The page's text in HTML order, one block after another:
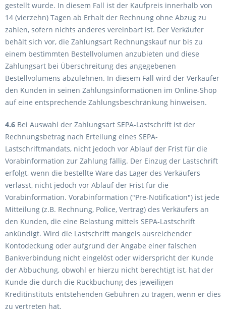
gestellt wurde. In diesem Fall ist der Kaufpreis innerhalb von
14 (vierzehn) Tagen ab Erhalt der Rechnung ohne Abzug zu
zahlen, sofern nichts anderes vereinbart ist. Der Verkäufer
behält sich vor, die Zahlungsart Rechnungskauf nur bis zu
einem bestimmten Bestellvolumen anzubieten und diese
Zahlungsart bei Überschreitung des angegebenen
Bestellvolumens abzulehnen. In diesem Fall wird der Verkäufer
den Kunden in seinen Zahlungsinformationen im Online-Shop
auf eine entsprechende Zahlungsbeschränkung hinweisen.
4.6 Bei Auswahl der Zahlungsart SEPA-Lastschrift ist der
Rechnungsbetrag nach Erteilung eines SEPA-
Lastschriftmandats, nicht jedoch vor Ablauf der Frist für die
Vorabinformation zur Zahlung fällig. Der Einzug der Lastschrift
erfolgt, wenn die bestellte Ware das Lager des Verkäufers
verlässt, nicht jedoch vor Ablauf der Frist für die
Vorabinformation. Vorabinformation ("Pre-Notification") ist jede
Mitteilung (z.B. Rechnung, Police, Vertrag) des Verkäufers an
den Kunden, die eine Belastung mittels SEPA-Lastschrift
ankündigt. Wird die Lastschrift mangels ausreichender
Kontodeckung oder aufgrund der Angabe einer falschen
Bankverbindung nicht eingelöst oder widerspricht der Kunde
der Abbuchung, obwohl er hierzu nicht berechtigt ist, hat der
Kunde die durch die Rückbuchung des jeweiligen
Kreditinstituts entstehenden Gebühren zu tragen, wenn er dies
zu vertreten hat.